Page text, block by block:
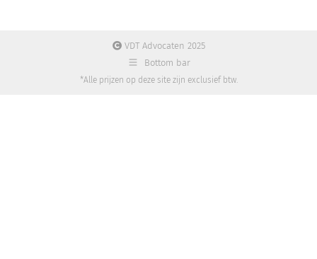
VDT Advocaten 2025
Bottom bar
*Alle prijzen op deze site zijn exclusief btw.